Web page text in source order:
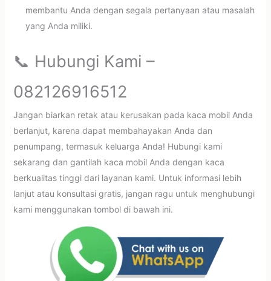
membantu Anda dengan segala pertanyaan atau masalah
yang Anda miliki.
📞 Hubungi Kami –
082126916512
Jangan biarkan retak atau kerusakan pada kaca mobil Anda
berlanjut, karena dapat membahayakan Anda dan
penumpang, termasuk keluarga Anda! Hubungi kami
sekarang dan gantilah kaca mobil Anda dengan kaca
berkualitas tinggi dari layanan kami. Untuk informasi lebih
lanjut atau konsultasi gratis, jangan ragu untuk menghubungi
kami menggunakan tombol di bawah ini.